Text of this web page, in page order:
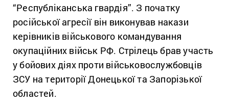
“Республіканська гвардія”. З початку
російської агресії він виконував накази
керівників військового командування
окупаційних військ РФ. Стрілець брав участь
у бойових діях проти військовослужбовців
ЗСУ на території Донецької та Запорізької
областей.